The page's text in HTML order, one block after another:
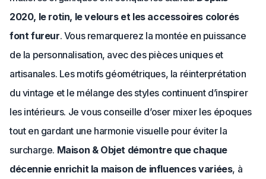
2020, le rotin, le velours et les accessoires colorés
font fureur. Vous remarquerez la montée en puissance
de la personnalisation, avec des pièces uniques et
artisanales. Les motifs géométriques, la réinterprétation
du vintage et le mélange des styles continuent d’inspirer
les intérieurs. Je vous conseille d’oser mixer les époques
tout en gardant une harmonie visuelle pour éviter la
surcharge. Maison & Objet démontre que chaque
décennie enrichit la maison de influences variées, à